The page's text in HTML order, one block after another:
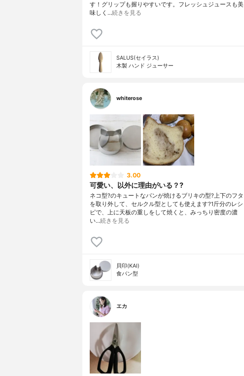
す！グリップも握りやすいです。フレッシュジュースも美
味しく…続きを見る
SALUS(セイラス)
木製 ハンド ジューサー
whiterose
3.00
可愛い、以外に理由がいる？?
ネコ型?のキュートなパンが焼けるブリキの型?上下のフタ
を取り外して、セルクル型としても使えます?1斤分のレシ
ピで、上に天板の重しをして焼くと、みっちり密度の濃
い…続きを見る
貝印(KAI)
食パン型
エカ